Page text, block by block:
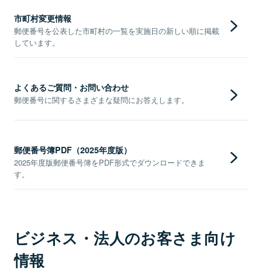
市町村変更情報
郵便番号を公表した市町村の一覧を実施日の新しい順に掲載
しています。
よくあるご質問・お問い合わせ
郵便番号に関するさまざまな疑問にお答えします。
郵便番号簿PDF（2025年度版）
2025年度版郵便番号簿をPDF形式でダウンロードできま
す。
ビジネス・法人のお客さま向け
情報